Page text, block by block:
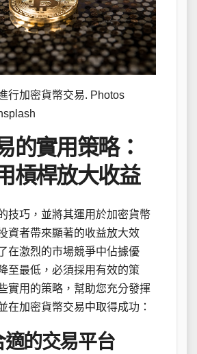
行加密貨幣交易. Photos
的實用策略：
槓桿放大收益
技巧，並將其運用於加密貨幣
資者帶來顯著的收益放大效
在激烈的市場競爭中佔據優
至最低，必須採用有效的策
實用的策略，幫助您充分發揮
在加密貨幣交易中取得成功：
適的交易平台